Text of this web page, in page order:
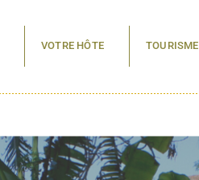
VOTRE HÔTE TOURISME